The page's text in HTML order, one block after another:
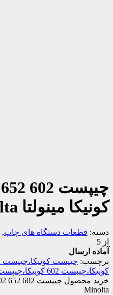
کونیکا مینولتا Konica Minolta
دسته: قطعات دستگاه های چاپ,
از 5
آماده ارسال
برچسب:
کونیکا،چیبست 602 کونیکا،چیپست کونیکا مینولتا
Minolta